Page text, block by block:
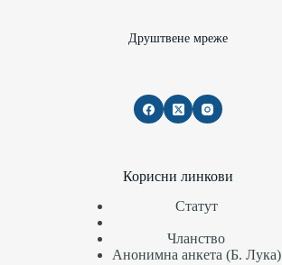
Друштвене мреже
Корисни линкови
Статут
Чланство
Анонимна анкета (Б. Лука)